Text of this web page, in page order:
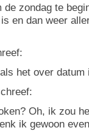
zondag te
en dan weer
het over datum
Oh, ik zou
ik gewoon